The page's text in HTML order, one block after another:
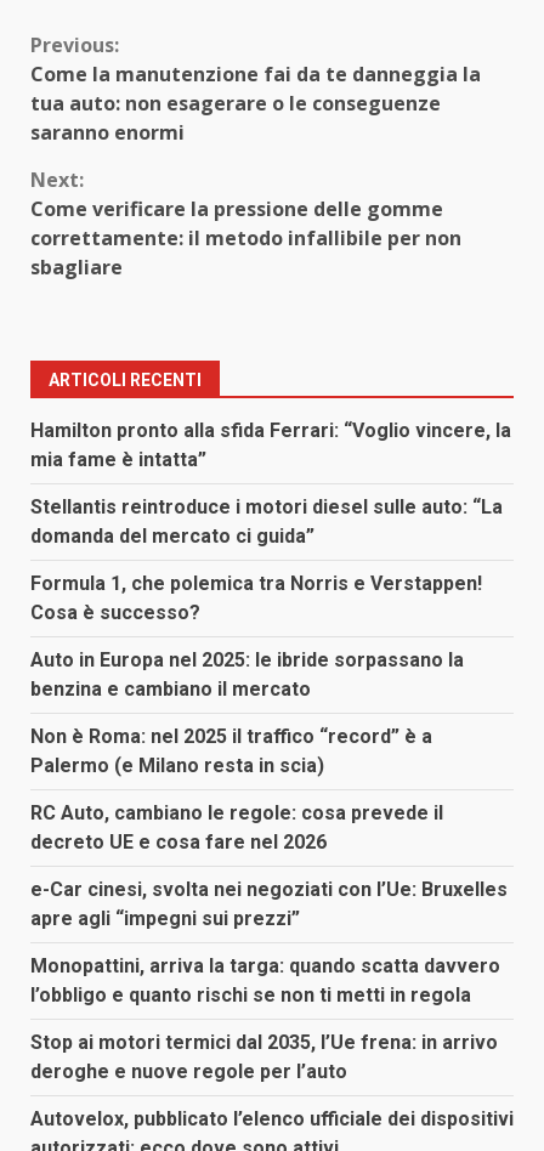
Continue
Reading
Previous:
Come la manutenzione fai da te danneggia la
tua auto: non esagerare o le conseguenze
saranno enormi
Next:
Come verificare la pressione delle gomme
correttamente: il metodo infallibile per non
sbagliare
ARTICOLI RECENTI
Hamilton pronto alla sfida Ferrari: “Voglio vincere, la
mia fame è intatta”
Stellantis reintroduce i motori diesel sulle auto: “La
domanda del mercato ci guida”
Formula 1, che polemica tra Norris e Verstappen!
Cosa è successo?
Auto in Europa nel 2025: le ibride sorpassano la
benzina e cambiano il mercato
Non è Roma: nel 2025 il traffico “record” è a
Palermo (e Milano resta in scia)
RC Auto, cambiano le regole: cosa prevede il
decreto UE e cosa fare nel 2026
e-Car cinesi, svolta nei negoziati con l’Ue: Bruxelles
apre agli “impegni sui prezzi”
Monopattini, arriva la targa: quando scatta davvero
l’obbligo e quanto rischi se non ti metti in regola
Stop ai motori termici dal 2035, l’Ue frena: in arrivo
deroghe e nuove regole per l’auto
Autovelox, pubblicato l’elenco ufficiale dei dispositivi